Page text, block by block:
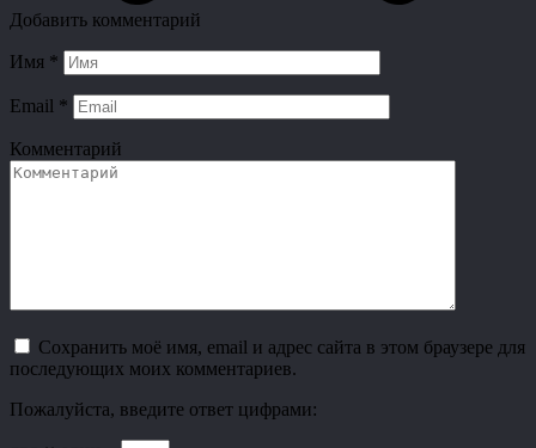
Добавить комментарий
Имя *
Email *
Комментарий
Сохранить моё имя, email и адрес сайта в этом браузере для
последующих моих комментариев.
Пожалуйста, введите ответ цифрами: